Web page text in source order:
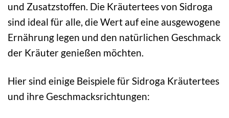
und Zusatzstoffen. Die Kräutertees von Sidroga
sind ideal für alle, die Wert auf eine ausgewogene
Ernährung legen und den natürlichen Geschmack
der Kräuter genießen möchten.
Hier sind einige Beispiele für Sidroga Kräutertees
und ihre Geschmacksrichtungen: